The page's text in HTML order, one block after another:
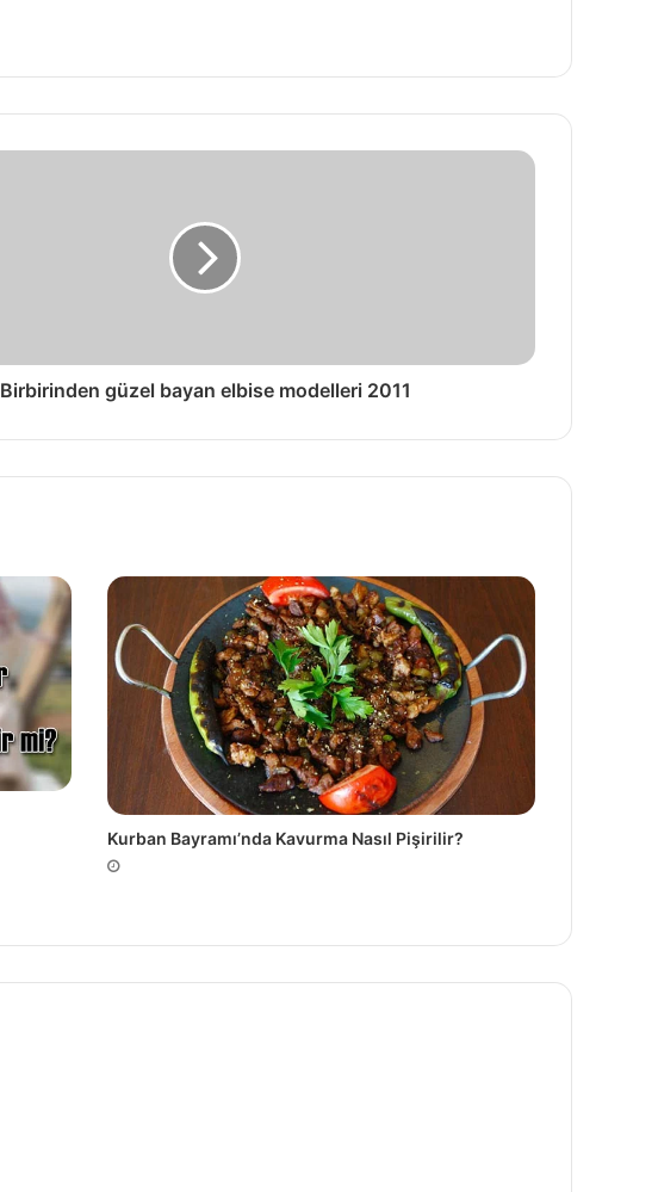
Birbirinden güzel bayan elbise modelleri 2011
Kurban Bayramı’nda Kavurma Nasıl Pişirilir?